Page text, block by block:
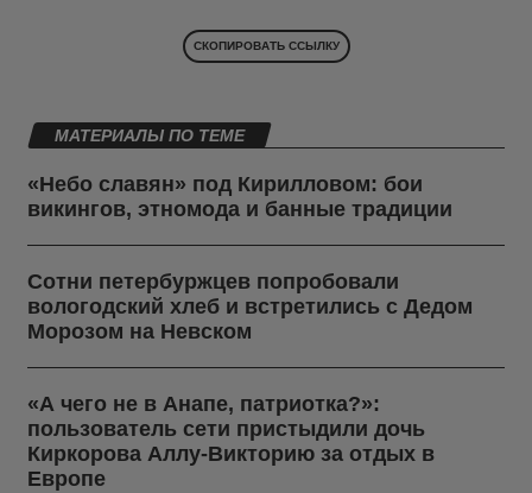
СКОПИРОВАТЬ ССЫЛКУ
МАТЕРИАЛЫ ПО ТЕМЕ
«Небо славян» под Кирилловом: бои
викингов, этномода и банные традиции
Сотни петербуржцев попробовали
вологодский хлеб и встретились с Дедом
Морозом на Невском
«А чего не в Анапе, патриотка?»:
пользователь сети пристыдили дочь
Киркорова Аллу-Викторию за отдых в
Европе